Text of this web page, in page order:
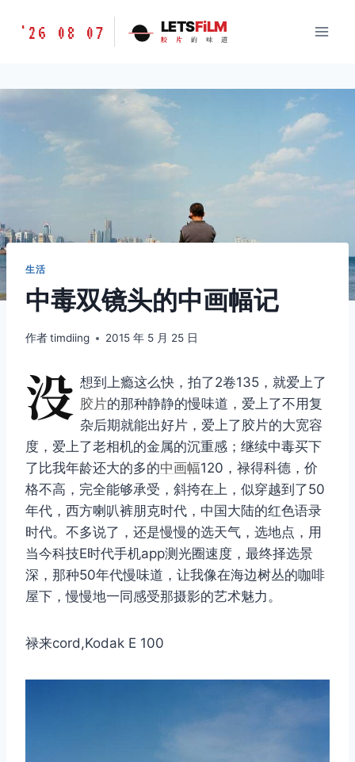
胶
味
LETSFILM
'26 08 07 LETSFiLM
胶 片 的 味 道
生活
中毒双镜头的中画幅记
作者timdiing 2015 年 5 月 25 日
没 想到上瘾这么快，拍了2卷135，就爱上了
胶片的那种静静的慢味道，爱上了不用复
杂后期就能出好片，爱上了胶片的大宽容
度，爱上了老相机的金属的沉重感；继续中毒买下
了比我年龄还大的多的中画幅120，禄得科德，价
格不高，完全能够承受，斜挎在上，似穿越到了50
年代，西方喇叭裤朋克时代，中国大陆的红色语录
时代。不多说了，还是慢慢的选天气，选地点，用
当今科技E时代手机app测光圈速度，最终择选景
深，那种50年代慢味道，让我像在海边树丛的咖啡
屋下，慢慢地一同感受那摄影的艺术魅力。
禄来cord,Kodak E 100